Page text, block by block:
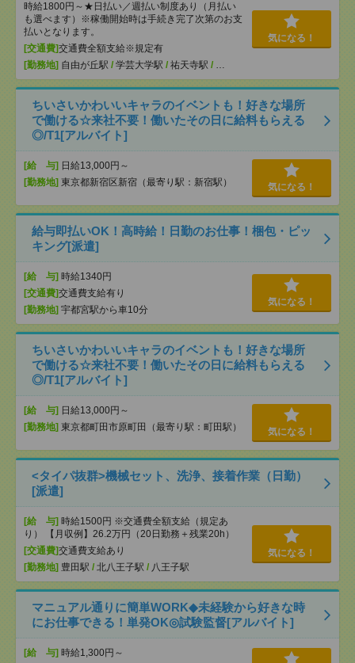
時給1800円～★日払い／週払い制度あり（月払い
も選べます）※稼働開始時は手続き完了次第のお支
払いとなります。
[交通費]交通費全額支給※規定有
[勤務地] 自由が丘駅 / 学芸大学駅 / 祐天寺駅 / …
気になる！
ちいさいかわいいキャラのイベントも！好きな場所
で働ける☆来社不要！働いたその日に給料もらえる
◎/T1[アルバイト]
[給 与] 日給13,000円～
[勤務地] 東京都新宿区新宿（最寄り駅：新宿駅） 気になる！
給与即払いOK！高時給！日勤のお仕事！梱包・ピッ
キング[派遣]
[給 与] 時給1340円
[交通費]交通費支給有り
[勤務地] 宇都宮駅から車10分
気になる！
ちいさいかわいいキャラのイベントも！好きな場所
で働ける☆来社不要！働いたその日に給料もらえる
◎/T1[アルバイト]
[給 与] 日給13,000円～
[勤務地] 東京都町田市原町田（最寄り駅：町田駅） 気になる！
<タイパ抜群>機械セット、洗浄、接着作業（日勤）
[派遣]
[給 与] 時給1500円 ※交通費全額支給（規定あ
り） 【月収例】26.2万円（20日勤務＋残業20h）
[交通費]交通費支給あり
[勤務地] 豊田駅 / 北八王子駅 / 八王子駅
気になる！
マニュアル通りに簡単WORK◆未経験から好きな時
にお仕事できる！単発OK◎試験監督[アルバイト]
[給 与] 時給1,300円～